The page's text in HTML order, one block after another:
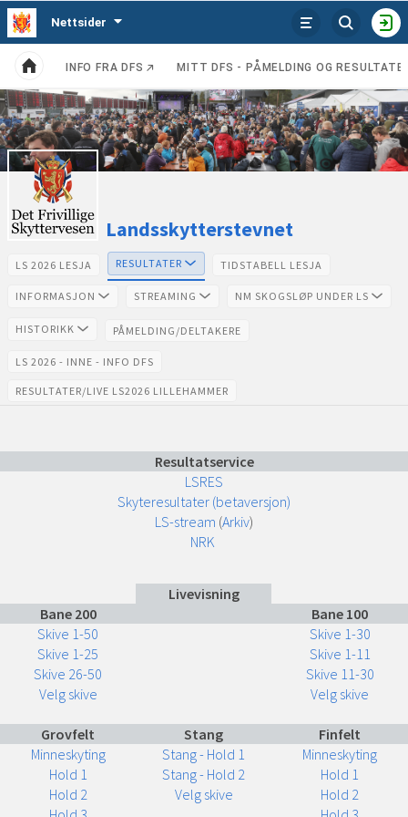
Tjenester
Nettsider
VIS
Kategorier
Hjem INFO FRA DFS MITT DFS - PÅMELDING OG
Se
poster
fra
Landsskytterstevnet
Landsskytterstevnet
LS 2026 LESJA (ÅPNES I NY FANE)
RESULTATER TIDSTABELL LESJA
INFORMASJON STREAMING NM SKOGSLØP UNDER LS
HISTORIKK PÅMELDING/DELTAKERE
LS 2026 - INNE - INFO DFS
RESULTATER/LIVE LS2026 LILLEHAMMER
Resultatservice
LSRES
Skyteresultater (betaversjon)
LS-stream (Arkiv)
NRK
Livevisning
Bane 200
Bane 100
Skive 1-50
Skive 1-30
Skive 1-25
Skive 1-11
Skive 26-50
Skive 11-30
Velg skive
Velg skive
Grovfelt Stang
Finfelt
Minneskyting
Stang - Hold 1
Minneskyting
Hold 1
Stang - Hold 2
Hold 1
Hold 2
Velg skive
Hold 2